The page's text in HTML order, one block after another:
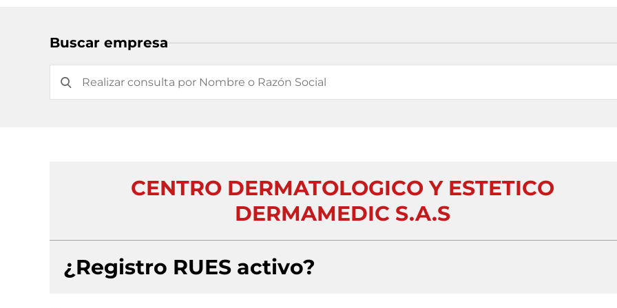
Buscar empresa
CENTRO DERMATOLOGICO Y ESTETICO
DERMAMEDIC S.A.S
¿Registro RUES activo?